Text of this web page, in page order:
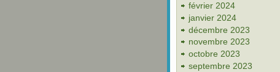
février 2024
janvier 2024
décembre 2023
novembre 2023
octobre 2023
septembre 2023